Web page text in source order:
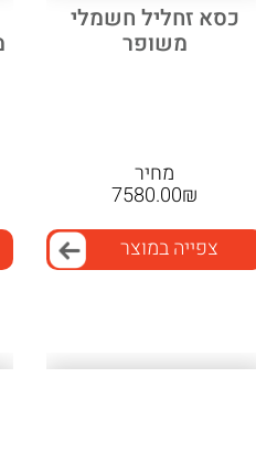
כסא זחליל חשמלי
משופר
מחיר
₪
7580.00
צפייה במוצר